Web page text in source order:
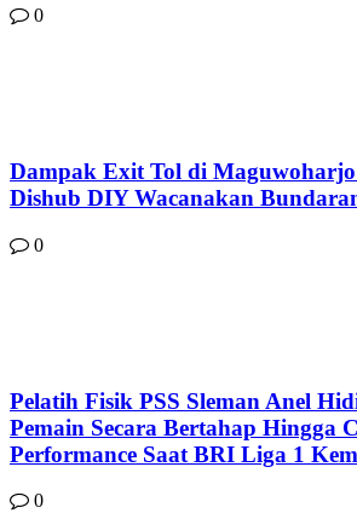
0
Dampak Exit Tol di
Dishub DIY Wacanakan
0
Pelatih Fisik PSS Sleman Anel
Pemain Secara Bertahap Hingga
Performance Saat BRI Liga 1
0